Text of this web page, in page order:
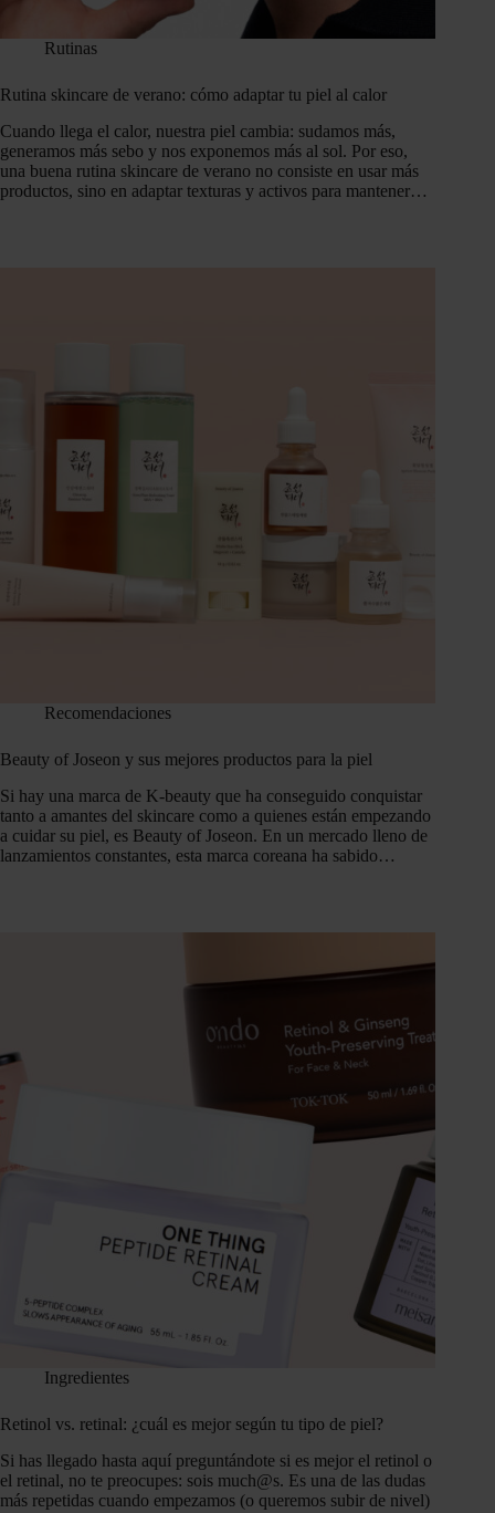
Rutinas
Rutina skincare de verano: cómo adaptar tu piel al calor
Cuando llega el calor, nuestra piel cambia: sudamos más,
generamos más sebo y nos exponemos más al sol. Por eso,
una buena rutina skincare de verano no consiste en usar más
productos, sino en adaptar texturas y activos para mantener…
Recomendaciones
Beauty of Joseon y sus mejores productos para la piel
Si hay una marca de K-beauty que ha conseguido conquistar
tanto a amantes del skincare como a quienes están empezando
a cuidar su piel, es Beauty of Joseon. En un mercado lleno de
lanzamientos constantes, esta marca coreana ha sabido…
Ingredientes
Retinol vs. retinal: ¿cuál es mejor según tu tipo de piel?
Si has llegado hasta aquí preguntándote si es mejor el retinol o
el retinal, no te preocupes: sois much@s. Es una de las dudas
más repetidas cuando empezamos (o queremos subir de nivel)